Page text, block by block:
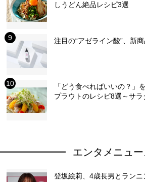
しうどん絶品レシピ3選
注目の“アゼライン酸”、新
「どう食べればいいの？」
プラウトのレシピ8選～サ
エンタメニュー
登坂絵莉、4歳長男とランニ